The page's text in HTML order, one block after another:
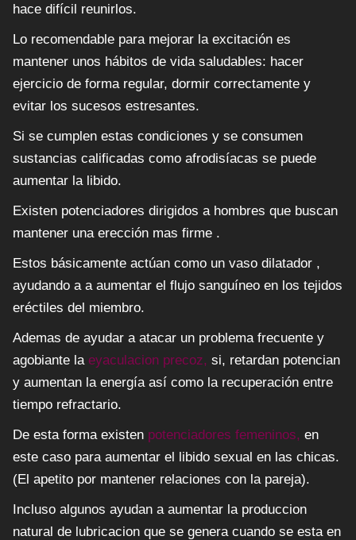
hace difícil reunirlos.
Lo recomendable para mejorar la excitación es
mantener unos hábitos de vida saludables: hacer
ejercicio de forma regular, dormir correctamente y
evitar los sucesos estresantes.
Si se cumplen estas condiciones y se consumen
sustancias calificadas como afrodisíacas se puede
aumentar la libido.
Existen potenciadores dirigidos a hombres que buscan
mantener una erección mas firme .
Estos básicamente actúan como un vaso dilatador ,
ayudando a a aumentar el flujo sanguíneo en los tejidos
eréctiles del miembro.
Ademas de ayudar a atacar un problema frecuente y
agobiante la eyaculacion precoz, si, retardan potencian
y aumentan la energía así como la recuperación entre
tiempo refractario.
De esta forma existen potenciadores femeninos, en
este caso para aumentar el libido sexual en las chicas.
(El apetito por mantener relaciones con la pareja).
Incluso algunos ayudan a aumentar la produccion
natural de lubricacion que se genera cuando se esta en